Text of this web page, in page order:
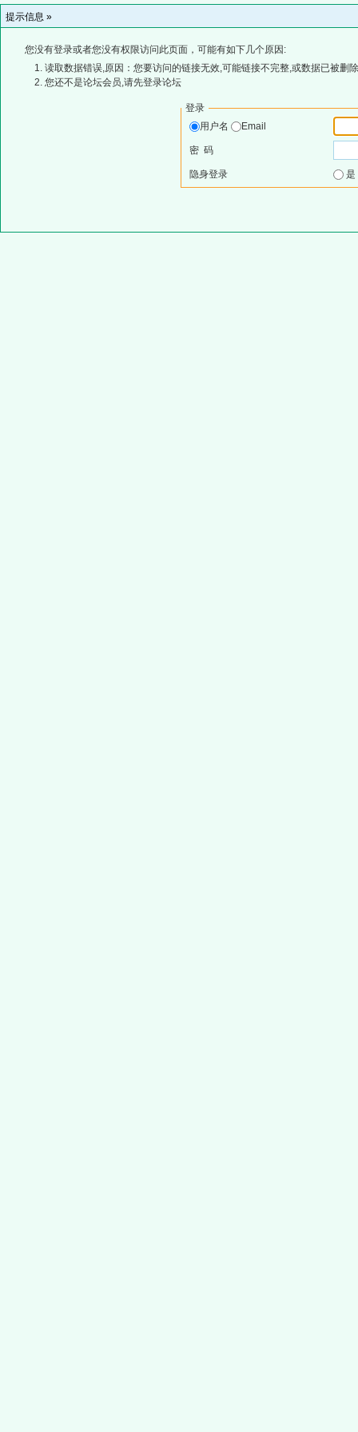
提示信息 »
您没有登录或者您没有权限访问此页面，可能有如下几个原因:
读取数据错误,原因：您要访问的链接无效,可能链接不完整,或数据已被删
您还不是论坛会员,请先登录论坛
登录
用户名
Email
密 码
隐身登录